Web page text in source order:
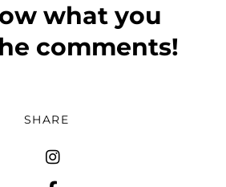
what you
comments!
SHARE